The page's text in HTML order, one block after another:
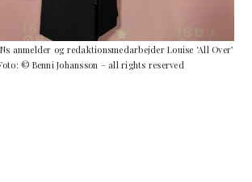
anmelder og redaktionsmedarbejder Louise ‘All Over’
© Benni Johansson – all rights reserved